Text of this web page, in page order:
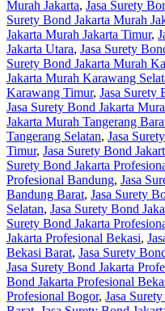
Murah Jakarta, Jasa Surety
Surety Bond Jakarta Murah
Jakarta Murah Jakarta Timur,
Jakarta Utara, Jasa Surety
Surety Bond Jakarta Murah
Jakarta Murah Karawang
Karawang Timur, Jasa Surety
Jasa Surety Bond Jakarta
Jakarta Murah Tangerang
Tangerang Selatan, Jasa
Timur, Jasa Surety Bond
Surety Bond Jakarta
Profesional Bandung, Jasa
Bandung Barat, Jasa Surety
Selatan, Jasa Surety Bond
Surety Bond Jakarta
Jakarta Profesional Bekasi,
Bekasi Barat, Jasa Surety
Jasa Surety Bond Jakarta
Bond Jakarta Profesional
Profesional Bogor, Jasa